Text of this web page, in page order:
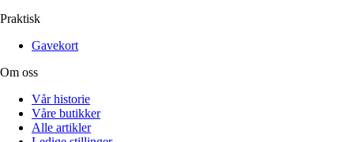
Praktisk
Gavekort
Om oss
Vår historie
Våre butikker
Alle artikler